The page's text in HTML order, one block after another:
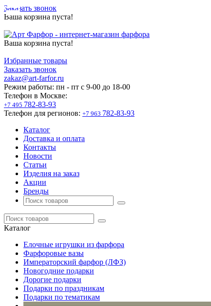
Заказать звонок
Ваша корзина пуста!
Ваша корзина пуста!
Избранные товары
Заказать звонок
zakaz@art-farfor.ru
Режим работы: пн - пт c 9-00 до 18-00
Телефон в Москве:
+7 495 782-83-93
Телефон для регионов: +7 963 782-83-93
Каталог
Доставка и оплата
Контакты
Новости
Статьи
Изделия на заказ
Акции
Бренды
Каталог
Елочные игрушки из фарфора
Фарфоровые вазы
Императорский фарфор (ЛФЗ)
Новогодние подарки
Дорогие подарки
Подарки по праздникам
Подарки по тематикам